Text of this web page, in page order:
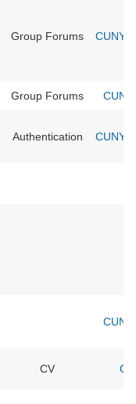
Group Forums CUNY
Group Forums
Authentication CUNY
CV